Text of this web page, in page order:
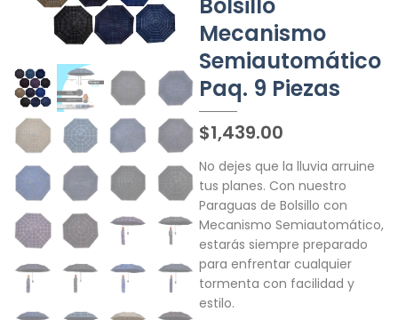
Mecanismo
Semiautomático
Paq. 9 Piezas
$1,439.00
No dejes que la lluvia arruine
tus planes. Con nuestro
Paraguas de Bolsillo con
Mecanismo Semiautomático,
estarás siempre preparado
para enfrentar cualquier
tormenta con facilidad y
estilo.